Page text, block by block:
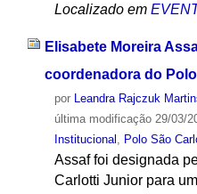
Localizado em
Elisabete Moreira
coordenadora do
por Leandra Rajczuk
última modificação29/03/
Institucional , Polo São
Assaf foi designada
Carlotti Junior para